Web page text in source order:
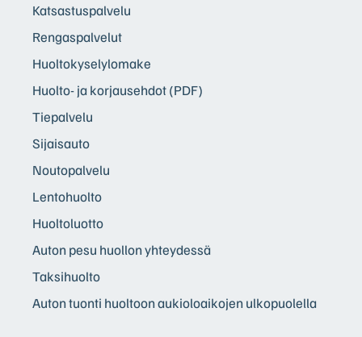
Katsastuspalvelu
Rengaspalvelut
Huoltokyselylomake
Huolto- ja korjausehdot (PDF)
Tiepalvelu
Sijaisauto
Noutopalvelu
Lentohuolto
Huoltoluotto
Auton pesu huollon yhteydessä
Taksihuolto
Auton tuonti huoltoon aukioloaikojen ulkopuolella